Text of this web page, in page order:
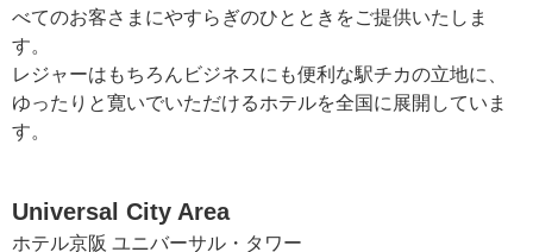
べてのお客さまにやすらぎのひとときをご提供いたしま
す。
レジャーはもちろんビジネスにも便利な駅チカの立地に、
ゆったりと寛いでいただけるホテルを全国に展開していま
す。
Universal City Area
ホテル京阪 ユニバーサル・タワー